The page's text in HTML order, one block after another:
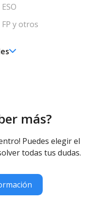
ESO
FP y otros
- Diurno (Presencial)
más?
Puedes elegir el
todas tus dudas.